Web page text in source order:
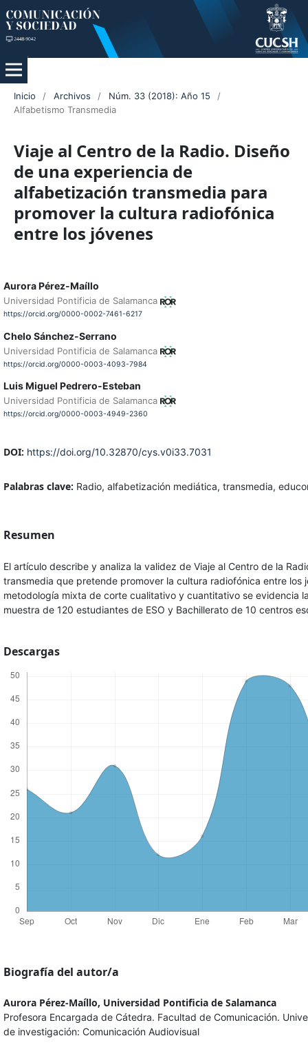
Inicio / Archivos / Núm. 33 (2018): Año 15
/
Alfabetismo Transmedia
Viaje al Centro de la Radio. Diseño
de una experiencia de
alfabetización transmedia para
promover la cultura radiofónica
entre los jóvenes
Aurora Pérez-Maíllo
Universidad Pontificia de Salamanca
https://orcid.org/0000-0002-7461-6217
Chelo Sánchez-Serrano
Universidad Pontificia de Salamanca
https://orcid.org/0000-0003-4093-7984
Luis Miguel Pedrero-Esteban
Universidad Pontificia de Salamanca
https://orcid.org/0000-0003-4949-2360
DOI: https://doi.org/10.32870/cys.v0i33.7031
Palabras clave: Radio, alfabetización mediática, transmedia,
Resumen
El artículo describe y analiza la validez de Viaje al Centro de la
transmedia que pretende promover la cultura radiofónica entre los
metodología mixta de corte cualitativo y cuantitativo se evidencia
muestra de 120 estudiantes de ESO y Bachillerato de 10 centros
Descargas
Biografía del autor/a
Aurora Pérez-Maíllo, Universidad Pontificia de Salamanca
Profesora Encargada de Cátedra. Facultad de Comunicación.
de investigación: Comunicación Audiovisual